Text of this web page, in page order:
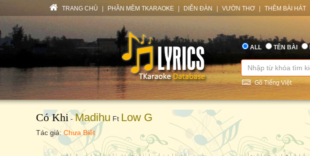
TRANG CHỦ PHẦN MỀM TKARAOKE DIỄN ĐÀN VƯỜN THƠ THÊM BÀI HÁT
ALL TÊN BÀI
Gõ Tiếng Việt
Có Khi -Madihu Ft Low G
Tác giả: Chưa Biết